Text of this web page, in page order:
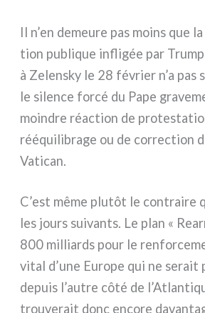
Il n’en demeu­re pas moins que
tion publi­que infli­gée par
à Zelensky le 28 février n’a pas
le silen­ce for­cé du Pape
moin­dre réac­tion de
réé­qui­li­bra­ge ou de cor­rec­tion
Vatican.
C’est même plu­tôt le con­trai­re
les jours sui­van­ts. Le plan «
800 mil­liards pour le
vital d’une Europe qui ne serait
depuis l’autre côté de
trou­ve­rait donc enco­re